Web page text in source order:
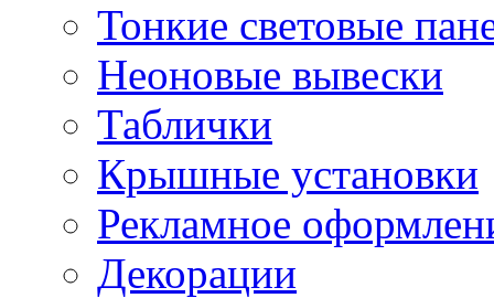
Тонкие световые
Неоновые вывески
Таблички
Крышные установки
Рекламное
Декорации